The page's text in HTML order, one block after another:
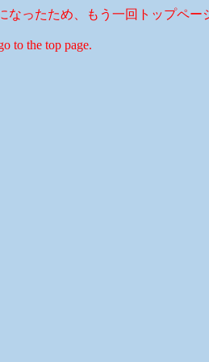
なったため、もう一回トップペー
to the top page.